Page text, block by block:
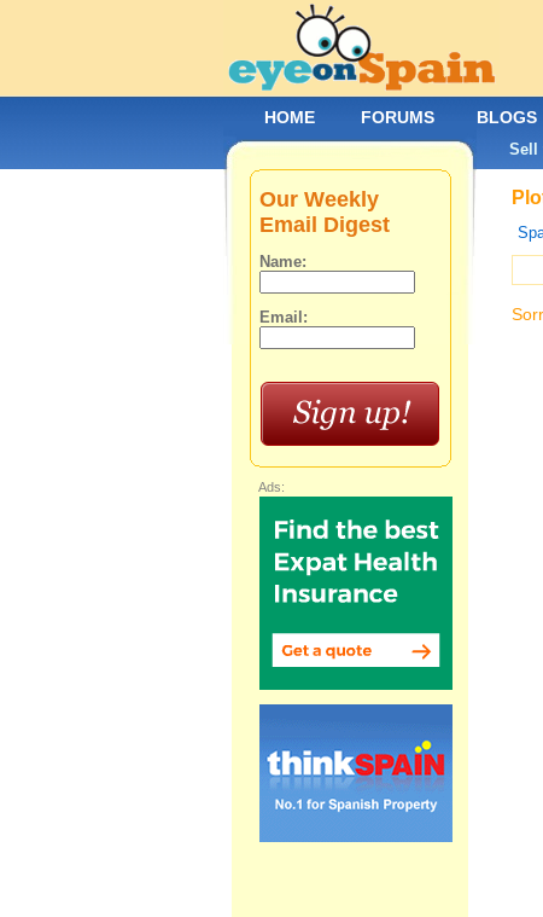
Our Weekly
Email Digest
Name:
Email:
Ads:
HOME FORUMS BLOGS
Sell